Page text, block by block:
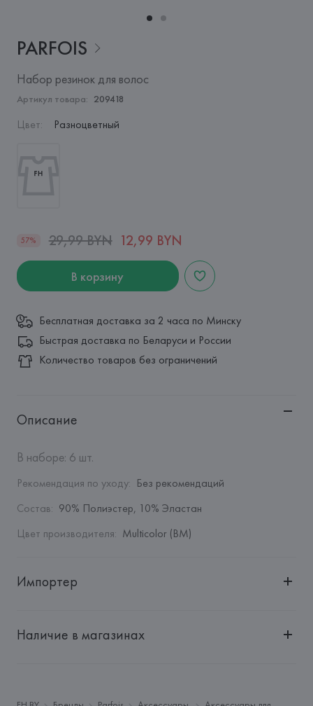
PARFOIS
Набор резинок для волос
Артикул товара: 209418
Цвет: Разноцветный
57% 29,99 BYN 12,99 BYN
В корзину
Бесплатная доставка за 2 часа по Минску
Быстрая доставка по Беларуси и России
Количество товаров без ограничений
Описание
В наборе: 6 шт.
Рекомендация по уходу: Без рекомендаций
Состав: 90% Полиэстер, 10% Эластан
Цвет производителя: Multicolor (BM)
Импортер
"БелВиринея"
Наличие в магазинах